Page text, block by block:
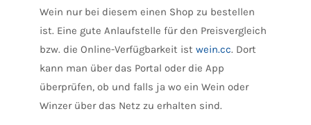
Wein nur bei diesem einen Shop zu bestellen
ist. Eine gute Anlaufstelle für den Preisvergleich
bzw. die Online-Verfügbarkeit ist wein.cc. Dort
kann man über das Portal oder die App
überprüfen, ob und falls ja wo ein Wein oder
Winzer über das Netz zu erhalten sind.